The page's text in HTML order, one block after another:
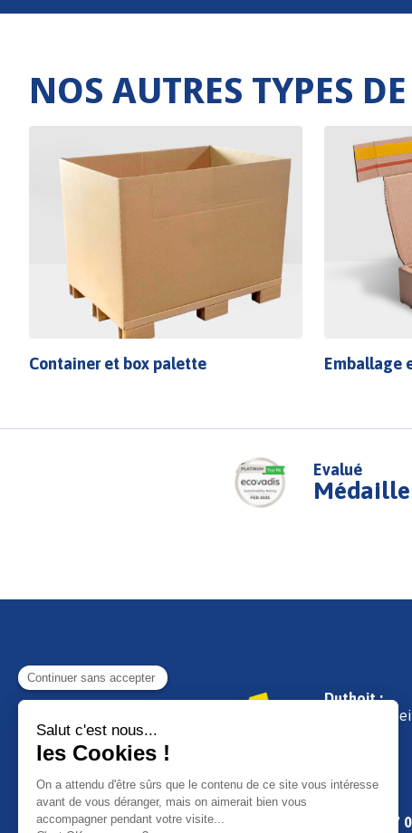
NOS AUTRES TYPES
Container et box palette Emballage
Evalué
Duthoit :
29, rue de
01 30 98 07